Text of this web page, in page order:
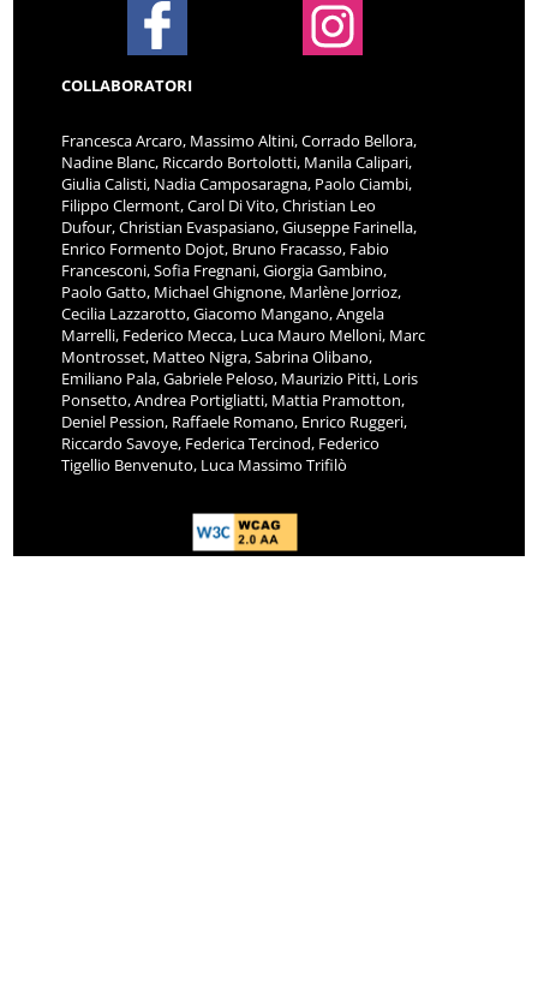
COLLABORATORI
Francesca Arcaro, Massimo Altini, Corrado Bellora,
Nadine Blanc, Riccardo Bortolotti, Manila Calipari,
Giulia Calisti, Nadia Camposaragna, Paolo Ciambi,
Filippo Clermont, Carol Di Vito, Christian Leo
Dufour, Christian Evaspasiano, Giuseppe Farinella,
Enrico Formento Dojot, Bruno Fracasso, Fabio
Francesconi, Sofia Fregnani, Giorgia Gambino,
Paolo Gatto, Michael Ghignone, Marlène Jorrioz,
Cecilia Lazzarotto, Giacomo Mangano, Angela
Marrelli, Federico Mecca, Luca Mauro Melloni, Marc
Montrosset, Matteo Nigra, Sabrina Olibano,
Emiliano Pala, Gabriele Peloso, Maurizio Pitti, Loris
Ponsetto, Andrea Portigliatti, Mattia Pramotton,
Deniel Pession, Raffaele Romano, Enrico Ruggeri,
Riccardo Savoye, Federica Tercinod, Federico
Tigellio Benvenuto, Luca Massimo Trifilò